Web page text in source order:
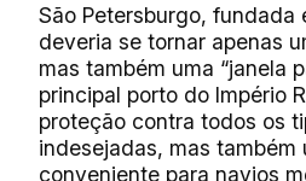
São Petersburgo, fundada
deveria se tornar apenas
mas também uma “janela
principal porto do Império
proteção contra todos os
indesejadas, mas também
conveniente para navios